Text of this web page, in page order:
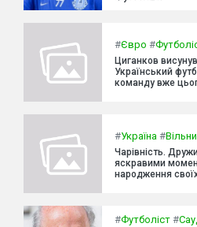
#Євро #
Циганков
Український
команду вже
#Україна #
Чарівність.
яскравими
народження
#Футболіст #